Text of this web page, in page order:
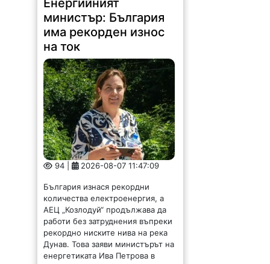
94 | 2026-08-07 11:47:09
България изнася рекордни
количества електроенергия, а
АЕЦ „Козлодуй“ продължава да
работи без затруднения въпреки
Дунав. Това заяви министърът на
енергетиката Ива Петрова в
ефира на...
Община Криводол